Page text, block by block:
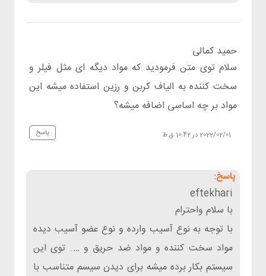
حمید کمالی
2022/02/01 در 10:42 ق.ظ
سلام توی متن فرمودید که مواد دیگه ای مثل فیلر و
سخت کننده به الیاف کربن و رزین استفاده میشه این
مواد بر چه اساسی اضافه میشه؟
پاسخ
eftekhari
با سلام واحترام
با توجه به نوع آسیب وارده و نوع عضو آسیب دیده
مواد سخت کننده و مواد ضد حریق و …. توی این
سیستم بکار برده میشه برای دیدن سیسم متناسب با